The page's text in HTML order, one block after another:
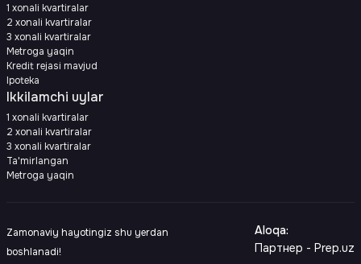
1 xonali kvartiralar
2 xonali kvartiralar
3 xonali kvartiralar
Metroga yaqin
Kredit rejasi mavjud
Ipoteka
Ikkilamchi uylar
1 xonali kvartiralar
2 xonali kvartiralar
3 xonali kvartiralar
Ta'mirlangan
Metroga yaqin
Zamonaviy hayotingiz shu yerdan
boshlanadi!
Aloqa:
Партнер - Prep.uz